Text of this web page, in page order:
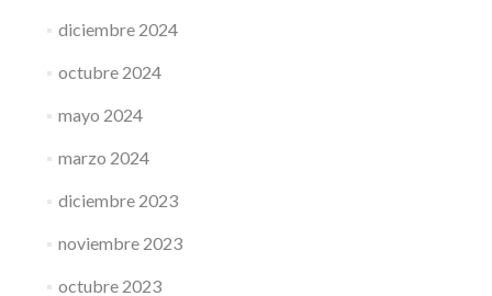
diciembre 2024
octubre 2024
mayo 2024
marzo 2024
diciembre 2023
noviembre 2023
octubre 2023